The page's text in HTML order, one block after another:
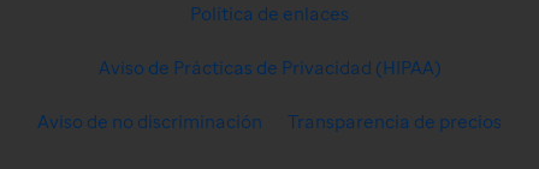
Política de enlaces
Aviso de Prácticas de Privacidad (HIPAA)
Aviso de no discriminación Transparencia de precios